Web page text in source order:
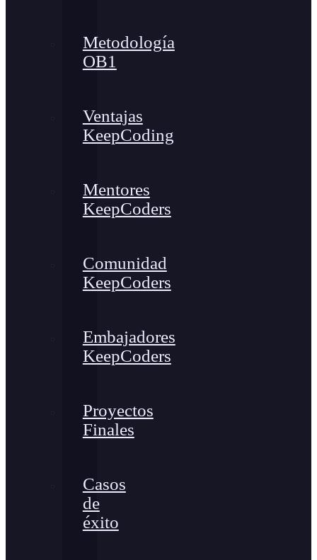
Metodología
OB1
Ventajas
KeepCoding
Mentores
KeepCoders
Comunidad
KeepCoders
Embajadores
KeepCoders
Proyectos
Finales
Casos
de
éxito